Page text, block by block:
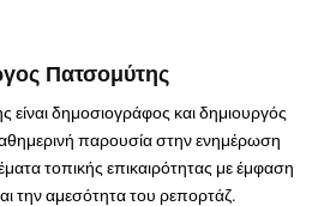
Πατσομύτης
δημοσιογράφος και δημιουργός
παρουσία στην ενημέρωση
τοπικής επικαιρότητας με έμφαση
την αμεσότητα του ρεπορτάζ.